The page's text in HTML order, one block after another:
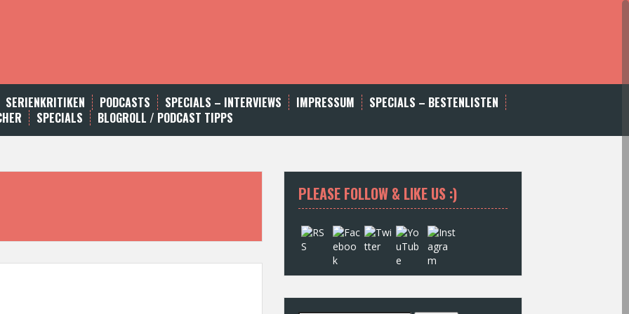
SERIENKRITIKEN PODCASTS SPECIALS – INTERVIEWS IMPRESSUM
SPECIALS – BESTENLISTEN
SPECIALS BLOGROLL / PODCAST TIPPS
PLEASE FOLLOW & LIKE US :)